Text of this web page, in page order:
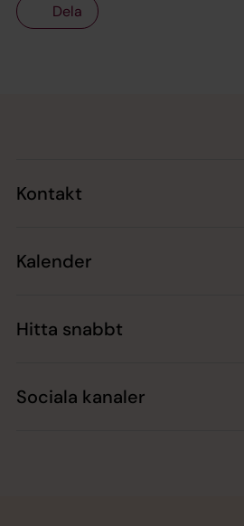
Dela
Kontakt
Kalender
Hitta snabbt
Sociala kanaler